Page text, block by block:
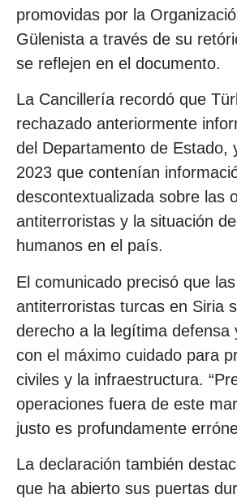
promovidas por la
Gülenista a través de su
se reflejen en el documento.
La Cancillería recordó que
rechazado anteriormente
del Departamento de Estado,
2023 que contenían
descontextualizada sobre las
antiterroristas y la situación
humanos en el país.
El comunicado precisó que
antiterroristas turcas en Siria
derecho a la legítima defensa
con el máximo cuidado para
civiles y la infraestructura.
operaciones fuera de este
justo es profundamente
La declaración también
que ha abierto sus puertas